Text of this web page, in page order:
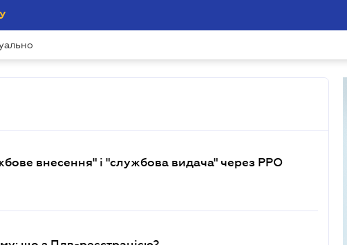
внесення" і "службова видача" через РРО